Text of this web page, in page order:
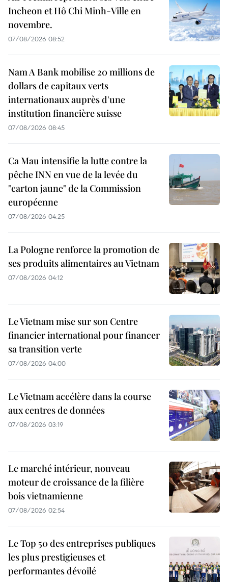
Incheon et Hô Chi Minh-Ville en
novembre.
07/08/2026 08:52
Nam A Bank mobilise 20 millions de
dollars de capitaux verts
internationaux auprès d'une
institution financière suisse
07/08/2026 08:45
Ca Mau intensifie la lutte contre la
pêche INN en vue de la levée du
"carton jaune" de la Commission
européenne
07/08/2026 04:25
La Pologne renforce la promotion de
ses produits alimentaires au Vietnam
07/08/2026 04:12
Le Vietnam mise sur son Centre
financier international pour financer
sa transition verte
07/08/2026 04:00
Le Vietnam accélère dans la course
aux centres de données
07/08/2026 03:19
Le marché intérieur, nouveau
moteur de croissance de la filière
bois vietnamienne
07/08/2026 02:54
Le Top 50 des entreprises publiques
les plus prestigieuses et
performantes dévoilé